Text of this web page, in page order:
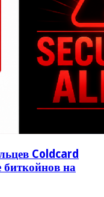
Coldcard
биткойнов на